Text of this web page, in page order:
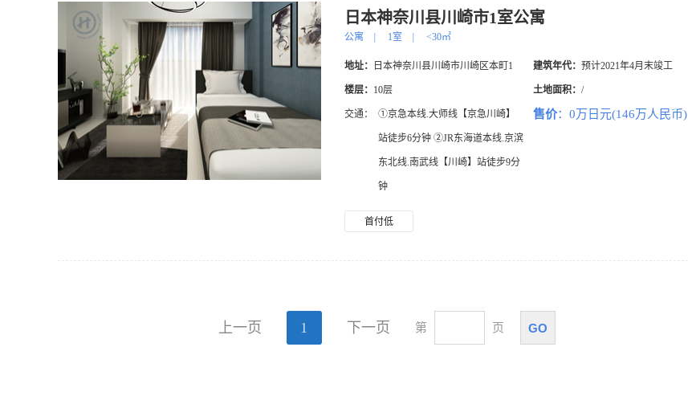
日本神奈川县川崎市1室公寓
公寓 1室 <30㎡
地址： 日本神奈川县川崎市川崎区本町1 建筑年代： 预计2021年4月末竣工
楼层： 10层 土地面积： /
交通： ①京急本线.大师线【京急川崎】
站徒步6分钟 ②JR东海道本线.京滨
东北线.南武线【川崎】站徒步9分
钟
售价：0万日元(146万人民币)
首付低
上一页 1 下一页 第 页 GO